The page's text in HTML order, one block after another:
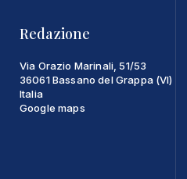
Redazione
Via Orazio Marinali, 51/53
36061 Bassano del Grappa (VI)
Italia
Google maps